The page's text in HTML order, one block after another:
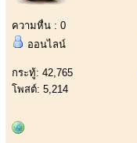
ความหื่น : 0
ออนไลน์
กระทู้: 42,765
โพสต์: 5,214